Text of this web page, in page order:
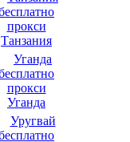
Танзания
Уганда